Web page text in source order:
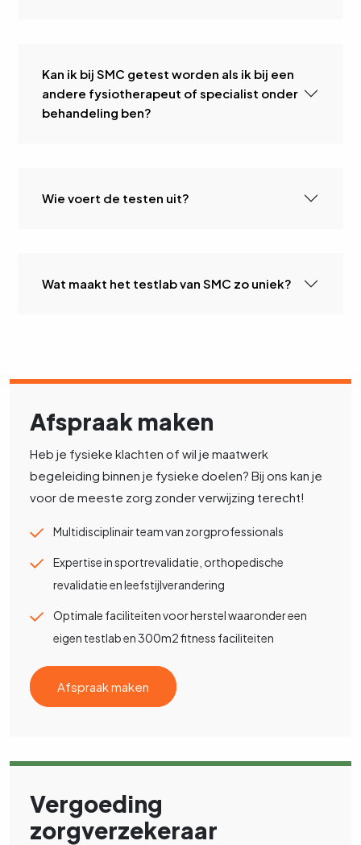
Kan ik bij SMC getest worden als ik bij een
andere fysiotherapeut of specialist onder
behandeling ben?
Wie voert de testen uit?
Wat maakt het testlab van SMC zo uniek?
Afspraak maken
Heb je fysieke klachten of wil je maatwerk
begeleiding binnen je fysieke doelen? Bij ons kan je
voor de meeste zorg zonder verwijzing terecht!
Multidisciplinair team van zorgprofessionals
Expertise in sportrevalidatie, orthopedische
revalidatie en leefstijlverandering
Optimale faciliteiten voor herstel waaronder een
eigen testlab en 300m2 fitness faciliteiten
Afspraak maken
Vergoeding
zorgverzekeraar